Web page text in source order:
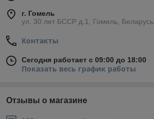
г. Гомель
ул. 30 лет БССР д.1, Гомель, Беларусь
Контакты
Сегодня работает с 09:00 до 18:00
Показать весь график работы
Отзывы о магазине